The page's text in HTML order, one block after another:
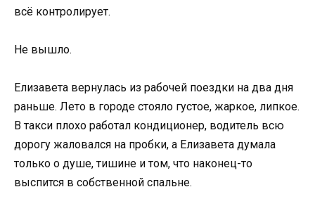
всё контролирует.
Не вышло.
Елизавета вернулась из рабочей поездки на два дня
раньше. Лето в городе стояло густое, жаркое, липкое.
В такси плохо работал кондиционер, водитель всю
дорогу жаловался на пробки, а Елизавета думала
только о душе, тишине и том, что наконец-то
выспится в собственной спальне.